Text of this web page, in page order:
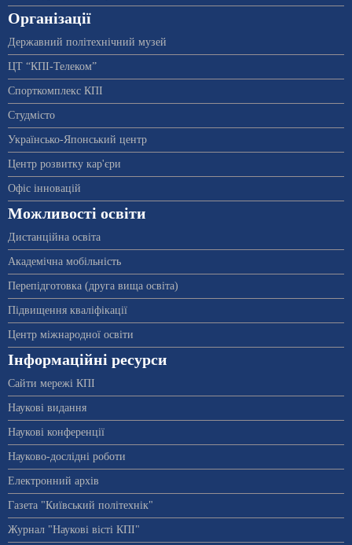
Організації
Державний політехнічний музей
ЦТ “КПІ-Телеком”
Спорткомплекс КПІ
Студмісто
Українсько-Японський центр
Центр розвитку кар'єри
Офіс інновацій
Можливості освіти
Дистанційна освіта
Академічна мобільність
Перепідготовка (друга вища освіта)
Підвищення кваліфікації
Центр міжнародної освіти
Інформаційні ресурси
Сайти мережі КПІ
Наукові видання
Наукові конференції
Науково-дослідні роботи
Електронний архів
Газета "Київський політехнік"
Журнал "Наукові вісті КПІ"